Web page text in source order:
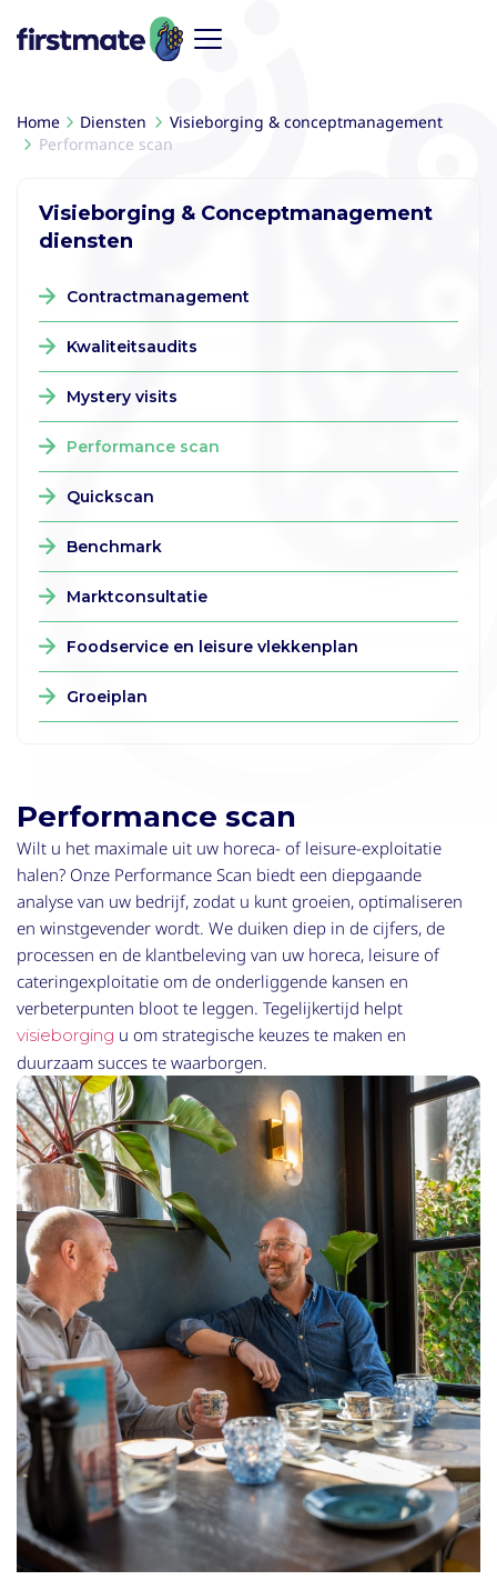
Home Diensten
Visieborging & conceptmanagement
Performance scan
Visieborging & Conceptmanagement
diensten
Contractmanagement
Kwaliteitsaudits
Mystery visits
Performance scan
Quickscan
Benchmark
Marktconsultatie
Foodservice en leisure vlekkenplan
Groeiplan
Performance scan
Wilt u het maximale uit uw horeca- of leisure-exploitatie
halen? Onze Performance Scan biedt een diepgaande
analyse van uw bedrijf, zodat u kunt groeien, optimaliseren
en winstgevender wordt. We duiken diep in de cijfers, de
processen en de klantbeleving van uw horeca, leisure of
cateringexploitatie om de onderliggende kansen en
verbeterpunten bloot te leggen. Tegelijkertijd helpt
visieborging u om strategische keuzes te maken en
duurzaam succes te waarborgen.